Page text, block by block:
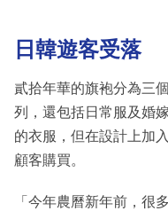
日韓遊客受落
貳拾年華的旗袍分為三
列，還包括日常服及婚
的衣服，但在設計上加
顧客購買。
「今年農曆新年前，很